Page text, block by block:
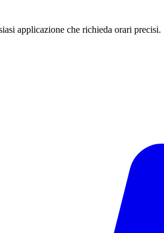
applicazione che richieda orari precisi.